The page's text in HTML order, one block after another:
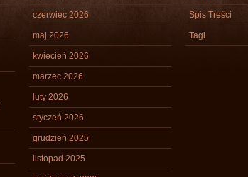
czerwiec 2026
maj 2026
kwiecień 2026
marzec 2026
luty 2026
styczeń 2026
grudzień 2025
listopad 2025
Spis Treści
Tagi